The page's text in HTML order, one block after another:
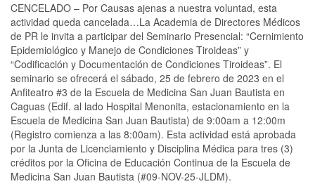
CENCELADO – Por Causas ajenas a nuestra voluntad, esta
actividad queda cancelada…La Academia de Directores Médicos
de PR le invita a participar del Seminario Presencial: “Cernimiento
Epidemiológico y Manejo de Condiciones Tiroideas” y
“Codificación y Documentación de Condiciones Tiroideas”. El
seminario se ofrecerá el sábado, 25 de febrero de 2023 en el
Anfiteatro #3 de la Escuela de Medicina San Juan Bautista en
Caguas (Edif. al lado Hospital Menonita, estacionamiento en la
Escuela de Medicina San Juan Bautista) de 9:00am a 12:00m
(Registro comienza a las 8:00am). Esta actividad está aprobada
por la Junta de Licenciamiento y Disciplina Médica para tres (3)
créditos por la Oficina de Educación Continua de la Escuela de
Medicina San Juan Bautista (#09-NOV-25-JLDM).